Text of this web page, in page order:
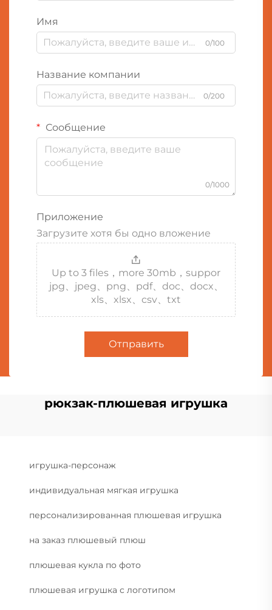
Имя
0/100
Название компании
0/200
Сообщение
0/1000
Приложение
Загрузите хотя бы одно вложение
Up to 3 files，more 30mb，suppor
jpg、jpeg、png、pdf、doc、docx、
xls、xlsx、csv、txt
Отправить
рюкзак-плюшевая игрушка
игрушка-персонаж
индивидуальная мягкая игрушка
персонализированная плюшевая игрушка
на заказ плюшевый плюш
плюшевая кукла по фото
плюшевая игрушка с логотипом